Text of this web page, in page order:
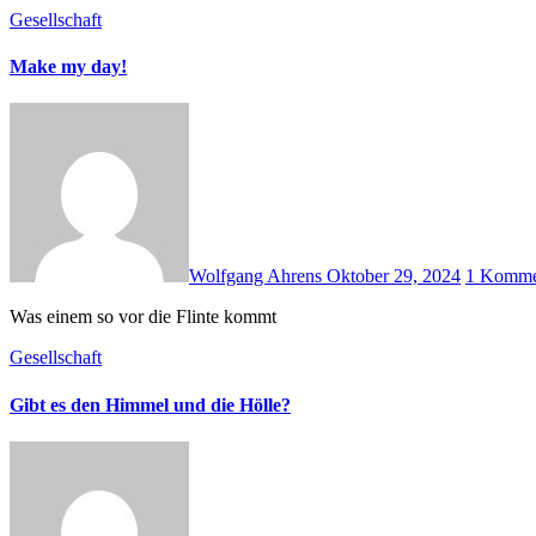
Gesellschaft
Make my day!
Wolfgang Ahrens Oktober 29, 2024 1
Was einem so vor die Flinte kommt
Gesellschaft
Gibt es den Himmel und die Hölle?